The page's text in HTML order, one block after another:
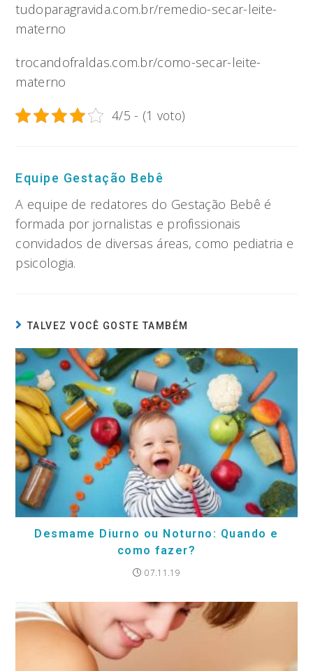
tudoparagravida.com.br/remedio-secar-leite-
materno
trocandofraldas.com.br/como-secar-leite-
materno
4/5 - (1 voto)
Equipe Gestação Bebê
A equipe de redatores do Gestação Bebê é
formada por jornalistas e profissionais
convidados de diversas áreas, como pediatria e
psicologia.
TALVEZ VOCÊ GOSTE TAMBÉM
Desmame Diurno ou Noturno: Quando e
como fazer?
07.11.19